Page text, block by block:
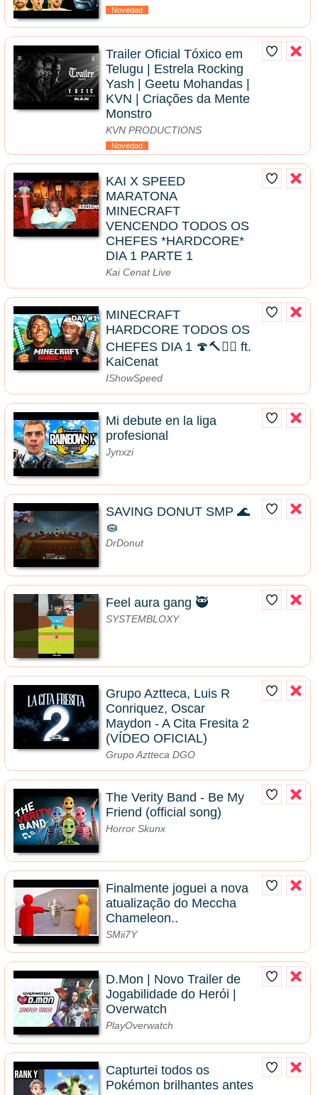
Novedad
Trailer Oficial Tóxico em
Telugu | Estrela Rocking
Yash | Geetu Mohandas |
KVN | Criações da Mente
Monstro
KVN PRODUCTIONS
Novedad
KAI X SPEED
MARATONA
MINECRAFT
VENCENDO TODOS OS
CHEFES *HARDCORE*
DIA 1 PARTE 1
Kai Cenat Live
MINECRAFT
HARDCORE TODOS OS
CHEFES DIA 1 🍄🔨🧟‍♂️ ft.
KaiCenat
IShowSpeed
Mi debute en la liga
profesional
Jynxzi
SAVING DONUT SMP 🌊
🧽
DrDonut
Feel aura gang 🥷
SYSTEMBLOXY
Grupo Aztteca, Luis R
Conriquez, Oscar
Maydon - A Cita Fresita 2
(VÍDEO OFICIAL)
Grupo Aztteca DGO
The Verity Band - Be My
Friend (official song)
Horror Skunx
Finalmente joguei a nova
atualização do Meccha
Chameleon..
SMii7Y
D.Mon | Novo Trailer de
Jogabilidade do Herói |
Overwatch
PlayOverwatch
Capturtei todos os
Pokémon brilhantes antes